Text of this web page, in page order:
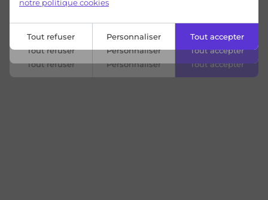
notre politique cookies
Tout refuser Personnaliser Tout accepter